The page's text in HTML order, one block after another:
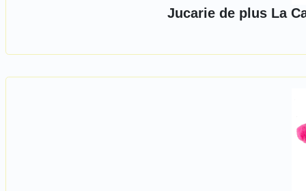
Jucarie de plus La